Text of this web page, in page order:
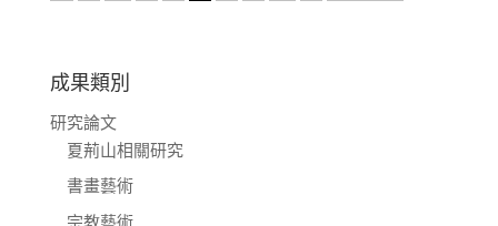
成果類別
研究論文
夏荊山相關研究
書畫藝術
宗教藝術